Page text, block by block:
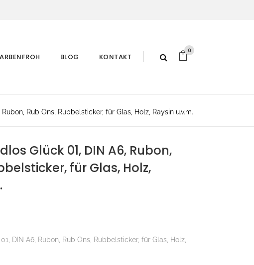
BLOG KONTAKT
0
Rub Ons, Rubbelsticker, für Glas, Holz, Raysin u.v.m.
Glück 01, DIN A6, Rubon,
für Glas, Holz,
DIN A6, Rubon, Rub Ons, Rubbelsticker, für Glas, Holz,